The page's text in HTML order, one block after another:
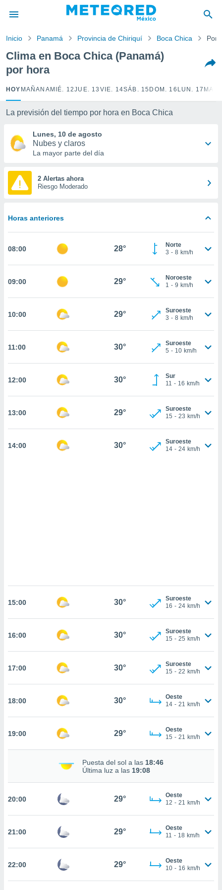
ha sido
para
que se
calidad.
a este
las
y
digital
basada
la
nuestros
en
cookies
aceptar
En
el sitio
o
aunque
Puedes
acceder a
abono
Inicio Panamá Provincia de Chiriquí Boca Chica Por
Clima en Boca Chica (Panamá)
por hora
HOY MAÑANA MIÉ. 12JUE. 13 VIE. 14SÁB. 15 DOM. 16 LUN. 17
La previsión del tiempo por hora en Boca Chica
Lunes, 10 de agosto
Nubes y claros
La mayor parte del día
2 Alertas ahora
Riesgo Moderado
Horas anteriores
08:00 28°
Norte
3 - 8 km/h
09:00 29°
Noroeste
1 - 9 km/h
10:00 29°
Suroeste
3 - 8 km/h
11:00 30°
Suroeste
5 - 10 km/h
12:00 30°
Sur
11 - 16 km/h
13:00 29°
Suroeste
15 - 23 km/h
14:00 30°
Suroeste
14 - 24 km/h
15:00 30°
Suroeste
16 - 24 km/h
16:00 30°
Suroeste
15 - 25 km/h
17:00 30°
Suroeste
15 - 22 km/h
18:00 30°
Oeste
14 - 21 km/h
19:00 29°
Oeste
15 - 21 km/h
Puesta del sol a las 18:46
Última luz a las 19:08
20:00 29°
Oeste
12 - 21 km/h
21:00 29°
Oeste
11 - 18 km/h
22:00 29°
Oeste
10 - 16 km/h